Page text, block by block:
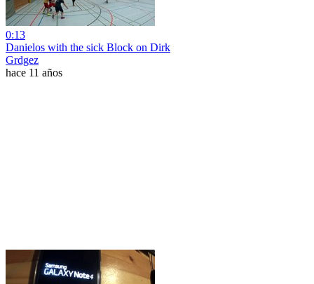
0:13
Danielos with the sick Block on Dirk
Grdgez
hace 11 años